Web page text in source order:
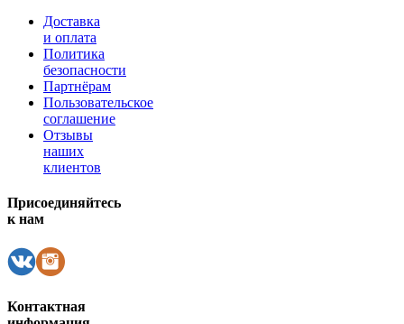
Доставка
и оплата
Политика
безопасности
Партнёрам
Пользовательское
соглашение
Отзывы
наших
клиентов
Присоединяйтесь
к нам
Контактная